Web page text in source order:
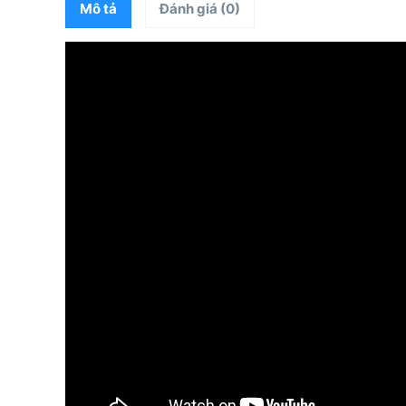
Mô tả Đánh giá (0)